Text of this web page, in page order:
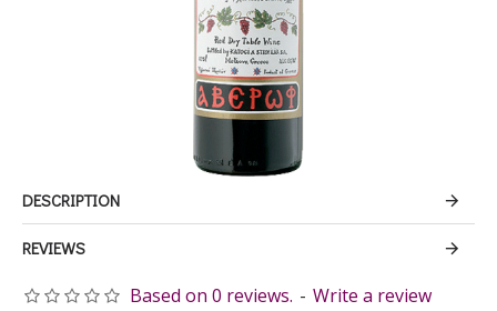
DESCRIPTION
REVIEWS
Based on 0 reviews. - Write a review